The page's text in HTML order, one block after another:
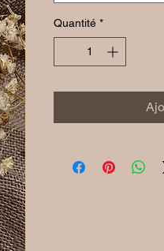
Quantité *